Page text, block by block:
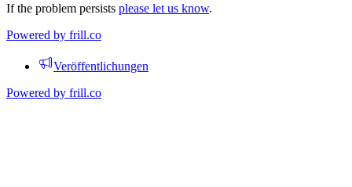
If the problem persists please let us know.
Powered by frill.co
Veröffentlichungen
Powered by frill.co